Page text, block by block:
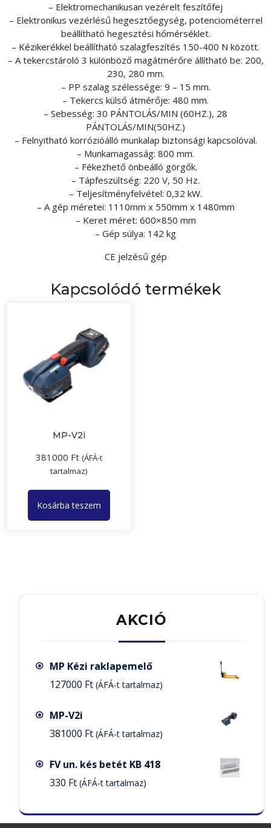
– Elektromechanikusan vezérelt feszítőfej
– Elektronikus vezérlésű hegesztőegység, potenciométerrel
beállítható hegesztési hőmérséklet.
– Kézikerékkel beállítható szalagfeszítés 150-400 N között.
– A tekercstároló 3 különböző magátmérőre állítható be: 200,
230, 280 mm.
– PP szalag szélessége: 9 – 15 mm.
– Tekercs külső átmérője: 480 mm.
– Sebesség: 30 PÁNTOLÁS/MIN (60HZ.), 28
PÁNTOLÁS/MIN(50HZ.)
– Felnyitható korrózióálló munkalap biztonsági kapcsolóval.
– Munkamagasság: 800 mm.
– Fékezhető önbeálló görgők.
– Tápfeszültség: 220 V, 50 Hz.
– Teljesítményfelvétel: 0,32 kW.
– A gép méretei: 1110mm x 550mm x 1480mm
– Keret méret: 600×850 mm
– Gép súlya: 142 kg
CE jelzésű gép
Kapcsolódó termékek
MP-V2i
381000 Ft (ÁFÁ-t
tartalmaz)
Kosárba teszem
AKCIÓ
MP Kézi raklapemelő
127000 Ft (ÁFÁ-t tartalmaz)
MP-V2i
381000 Ft (ÁFÁ-t tartalmaz)
FV un. kés betét KB 418
330 Ft (ÁFÁ-t tartalmaz)